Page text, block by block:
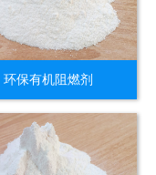
环保有机阻燃剂